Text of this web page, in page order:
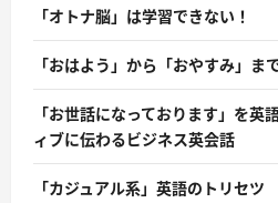
「オトナ脳」は学習できない！
「おはよう」から「おやすみ」ま
「お世話になっております」を英
ィブに伝わるビジネス英会話
「カジュアル系」英語のトリセツ